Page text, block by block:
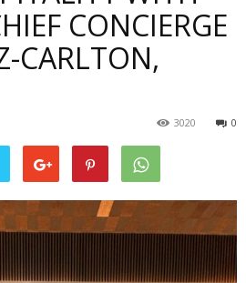
CONCIERGE
CARLTON,
0
3020